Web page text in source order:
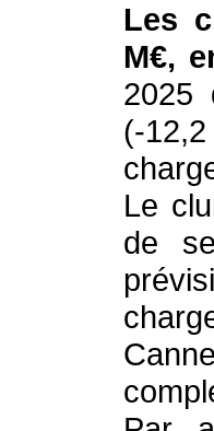
Les
M€,
2025
(-
Le
de